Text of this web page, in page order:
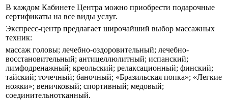
В каждом Кабинете Центра можно приобрести подарочные
сертификаты на все виды услуг.
Экспресс-центр предлагает широчайший выбор массажных
техник:
массаж головы; лечебно-оздоровительный; лечебно-
восстановительный; антицеллюлитный; испанский;
лимфодренажный; креольский; релаксационный; финский;
тайский; точечный; баночный; «Бразильская попка»; «Легкие
ножки»; веничковый; спортивный; медовый;
соединительнотканный.